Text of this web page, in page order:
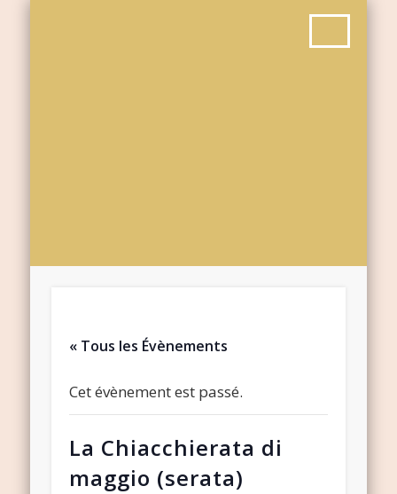
« Tous les Évènements
Cet évènement est passé.
La Chiacchierata di
maggio (serata)